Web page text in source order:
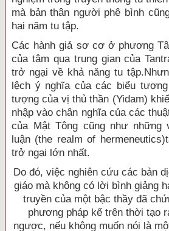
mà bản thân người phê bình
hai năm tu tập.
Các hành giả sơ cơ ở phương
của tâm qua trung gian của
trở ngại về khả năng tu
lệch ý nghĩa của các biểu
tượng của vị thủ thần (Yidam)
nhập vào chân nghĩa của các
của Mật Tông cũng như những
luận (the realm of
trở ngại lớn nhất.
Do đó, việc nghiên cứu các bản
giáo mà không có lời bình giảng
truyền của một bậc thầy đã
phương pháp kể trên thời tạo
ngược, nếu không muốn nói là